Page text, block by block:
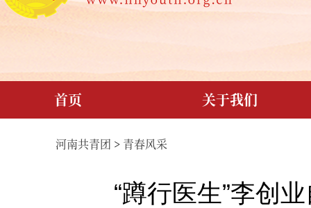
首页 关于我们
河南共青团 > 青春风采
“蹲行医生”李创